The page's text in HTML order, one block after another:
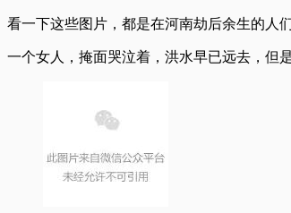
看一下这些图片，都是在河南劫后余生的人们
一个女人，掩面哭泣着，洪水早已远去，但